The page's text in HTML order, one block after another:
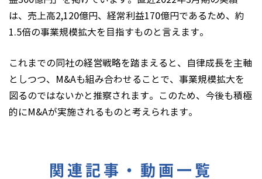
は、売上高2,120億円、経常利益170億円であるため、約
1.5倍の事業規模拡大を目指すものと言えます。
これまでの同社の経営戦略を踏まえると、自律成長を主軸
としつつ、M&Aも組み合わせることで、事業規模拡大を
図るのではないかと推察されます。このため、今後も積極
的にM&Aが実施されるものと考えられます。
関連記事・動画一覧